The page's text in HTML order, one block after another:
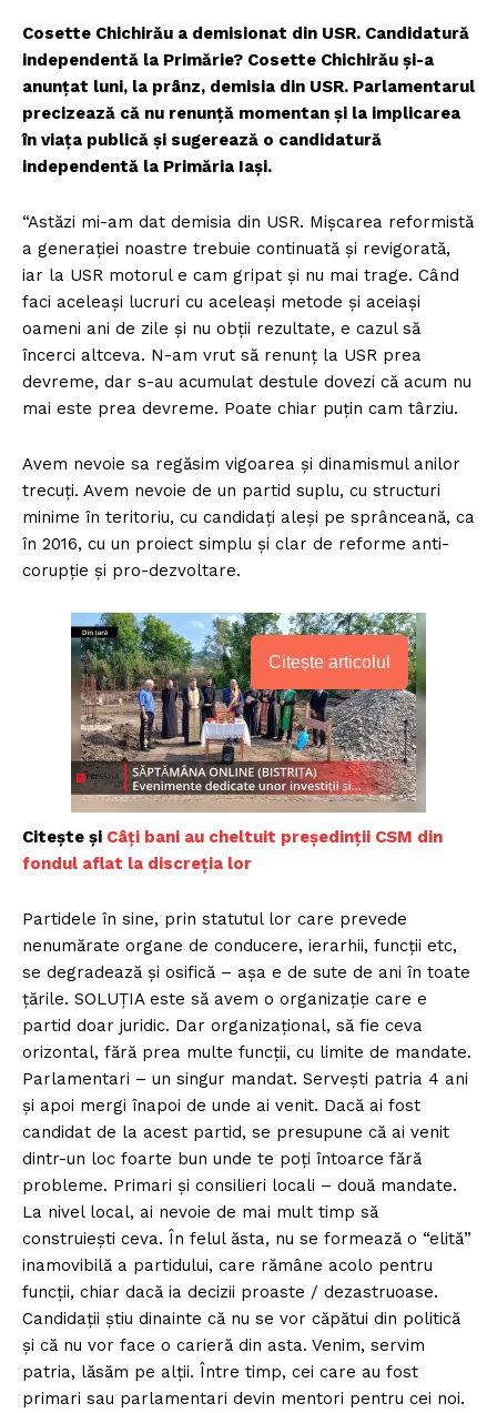
Cosette Chichirău a demisionat din USR. Candidatură
independentă la Primărie? Cosette Chichirău şi-a
anunţat luni, la prânz, demisia din USR. Parlamentarul
precizează că nu renunţă momentan şi la implicarea
în viaţa publică şi sugerează o candidatură
independentă la Primăria Iaşi.
“Astăzi mi-am dat demisia din USR. Mișcarea reformistă
a generației noastre trebuie continuată și revigorată,
iar la USR motorul e cam gripat și nu mai trage. Când
faci aceleași lucruri cu aceleași metode și aceiași
oameni ani de zile și nu obții rezultate, e cazul să
încerci altceva. N-am vrut să renunț la USR prea
devreme, dar s-au acumulat destule dovezi că acum nu
mai este prea devreme. Poate chiar puțin cam târziu.
Avem nevoie sa regăsim vigoarea și dinamismul anilor
trecuți. Avem nevoie de un partid suplu, cu structuri
minime în teritoriu, cu candidați aleși pe sprânceană, ca
în 2016, cu un proiect simplu și clar de reforme anti-
corupție și pro-dezvoltare.
Citește articolul
Citește și Câți bani au cheltuit președinții CSM din
fondul aflat la discreția lor
Partidele în sine, prin statutul lor care prevede
nenumărate organe de conducere, ierarhii, funcții etc,
se degradează și osifică – așa e de sute de ani în toate
țările. SOLUȚIA este să avem o organizație care e
partid doar juridic. Dar organizațional, să fie ceva
orizontal, fără prea multe funcții, cu limite de mandate.
Parlamentari – un singur mandat. Servești patria 4 ani
și apoi mergi înapoi de unde ai venit. Dacă ai fost
candidat de la acest partid, se presupune că ai venit
dintr-un loc foarte bun unde te poți întoarce fără
probleme. Primari și consilieri locali – două mandate.
La nivel local, ai nevoie de mai mult timp să
construiești ceva. În felul ăsta, nu se formează o “elită”
inamovibilă a partidului, care rămâne acolo pentru
funcții, chiar dacă ia decizii proaste / dezastruoase.
Candidații știu dinainte că nu se vor căpătui din politică
și că nu vor face o carieră din asta. Venim, servim
patria, lăsăm pe alții. Între timp, cei care au fost
primari sau parlamentari devin mentori pentru cei noi.